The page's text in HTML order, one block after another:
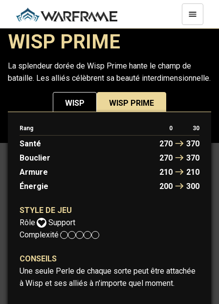
WISP PRIME
La splendeur dorée de Wisp Prime hante le champ de
bataille. Les alliés célèbrent sa beauté interdimensionnelle.
WISP WISP PRIME
Rang 0 30
Santé 270
370
Bouclier
270
370
Armure
210
210
Énergie
200 300
STYLE DE JEU
Rôle :
Support
Complexité :
CONSEILS
Une seule Perle de chaque sorte peut être attachée
à Wisp et ses alliés à n'importe quel moment.